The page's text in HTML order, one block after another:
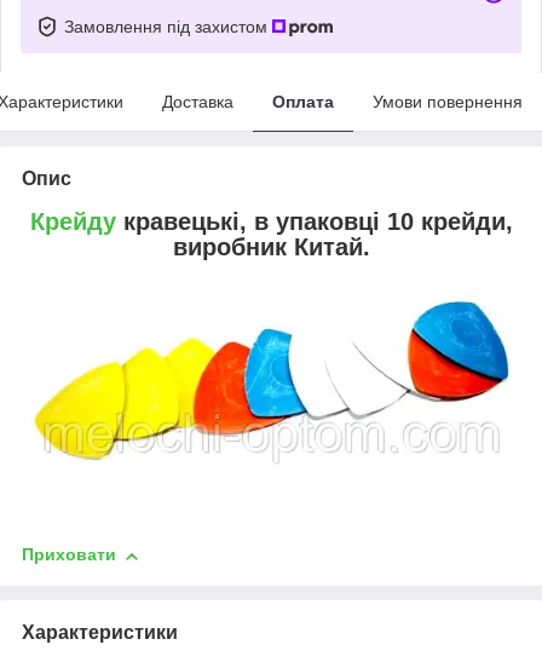
Замовлення під захистом
Доставка Оплата Умови повернення
Опис
Крейдукравецькі, в упаковці 10 крейди,
виробник Китай.
Приховати
Характеристики